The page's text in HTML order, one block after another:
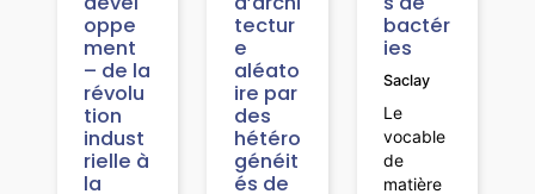
oppe
ment
– de la
révolu
tion
indust
rielle à
la
tectur
e
aléato
ire par
des
hétéro
généit
és de
bactér
ies
Saclay
Le
vocable
de
matière